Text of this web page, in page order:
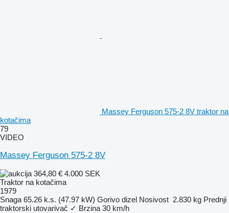
Massey Ferguson 575-2 8V traktor na
kotačima
79
VIDEO
Massey Ferguson 575-2 8V
364,80 € 4.000 SEK
Traktor na kotačima
1979
Snaga 65.26 k.s. (47.97 kW) Gorivo dizel Nosivost 2.830 kg Prednji
traktorski utovarivač ✓ Brzina 30 km/h